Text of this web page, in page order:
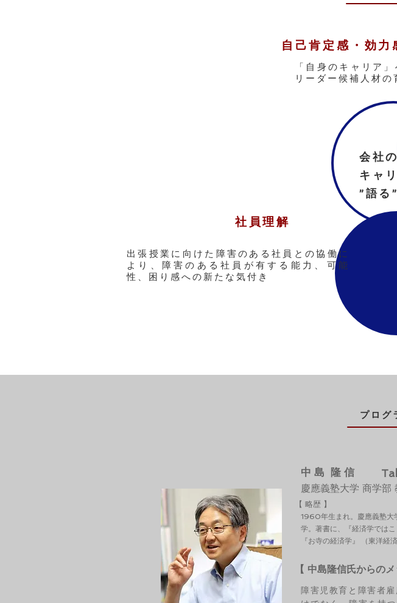
自己肯定感・効力
「自身のキャリア
リーダー候補人材の
社員理解
会社
出張授業に向けた障害のある社員との協働に
より、障害のある社員が有する能力、​可能
性、困り感への新たな気付き
キャ
”語る
プログ
中 島 隆 信
慶應義塾大学 商学部
【 略歴 】
1960年生まれ。慶應義塾大
学。著書に、『経済学では
『お寺の経済学』 （東洋経
【 中島隆信氏からのメ
障害児教育と障害者